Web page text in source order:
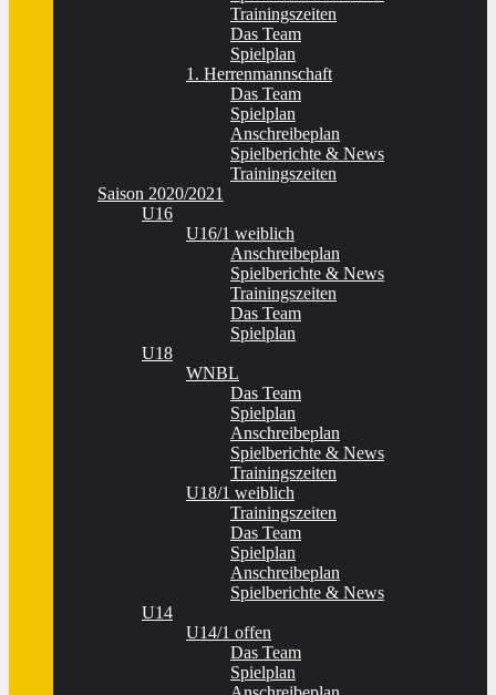
Trainingszeiten
Das Team
Spielplan
1. Herrenmannschaft
Das Team
Spielplan
Anschreibeplan
Spielberichte & News
Trainingszeiten
Saison 2020/2021
U16
U16/1 weiblich
Anschreibeplan
Spielberichte & News
Trainingszeiten
Das Team
Spielplan
U18
WNBL
Das Team
Spielplan
Anschreibeplan
Spielberichte & News
Trainingszeiten
U18/1 weiblich
Trainingszeiten
Das Team
Spielplan
Anschreibeplan
Spielberichte & News
U14
U14/1 offen
Das Team
Spielplan